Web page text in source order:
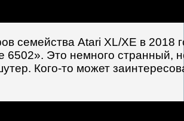
семейства Atari XL/XE в 2018
6502». Это немного странный,
Кого-то может